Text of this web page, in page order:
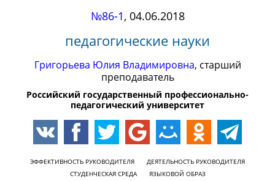
№86-1, 04.06.2018
педагогические науки
Григорьева Юлия Владимировна, старший
преподаватель
Российский государственный профессионально-
педагогический университет
ЭФФЕКТИВНОСТЬ РУКОВОДИТЕЛЯ
ДЕЯТЕЛЬНОСТЬ РУКОВОДИТЕЛЯ
СТУДЕНЧЕСКАЯ СРЕДА
ЯЗЫКОВОЙ ОБРАЗ